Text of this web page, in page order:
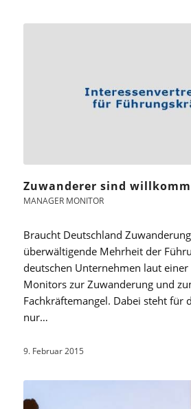
Zuwanderer sind
MANAGER MONITOR
Braucht Deutschland
überwältigende Mehrheit der
deutschen Unternehmen laut einer
Monitors zur Zuwanderung und
Fachkräftemangel. Dabei steht für
nur…
9. Februar 2015